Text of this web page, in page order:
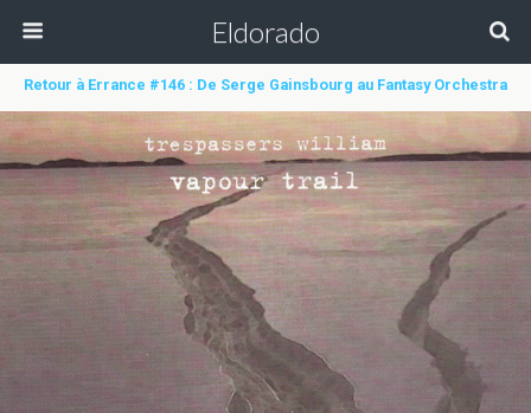
Eldorado
Retour à Errance #146 : De Serge Gainsbourg au Fantasy Orchestra